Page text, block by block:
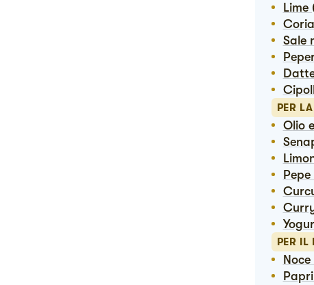
PER
Olio
PER IL